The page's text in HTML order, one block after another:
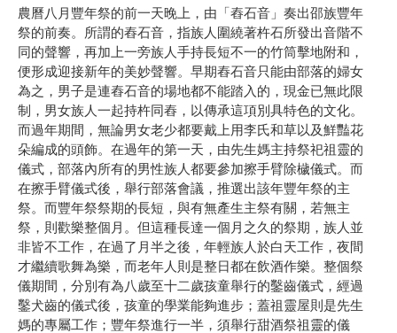
農曆八月豐年祭的前一天晚上，由「舂石音」奏出邵族豐年
祭的前奏。所謂的舂石音，指族人圍繞著杵石所發出音階不
同的聲響，再加上一旁族人手持長短不一的竹筒擊地附和，
便形成迎接新年的美妙聲響。早期舂石音只能由部落的婦女
為之，男子是連舂石音的場地都不能踏入的，現金已無此限
制，男女族人一起持杵同舂，以傳承這項別具特色的文化。
而過年期間，無論男女老少都要戴上用李氏和草以及鮮豔花
朵編成的頭飾。在過年的第一天，由先生媽主持祭祀祖靈的
儀式，部落內所有的男性族人都要參加擦手臂除檅儀式。而
在擦手臂儀式後，舉行部落會議，推選出該年豐年祭的主
祭。而豐年祭祭期的長短，與有無產生主祭有關，若無主
祭，則歡樂整個月。但這種長達一個月之久的祭期，族人並
非皆不工作，在過了月半之後，年輕族人於白天工作，夜間
才繼續歌舞為樂，而老年人則是整日都在飲酒作樂。整個祭
儀期間，分別有為八歲至十二歲孩童舉行的鑿齒儀式，經過
鑿犬齒的儀式後，孩童的學業能夠進步；蓋祖靈屋則是先生
媽的專屬工作；豐年祭進行一半，須舉行甜酒祭祖靈的儀